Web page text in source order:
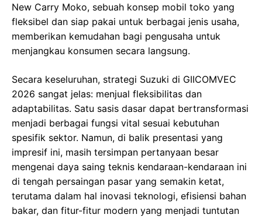
New Carry Moko, sebuah konsep mobil toko yang
fleksibel dan siap pakai untuk berbagai jenis usaha,
memberikan kemudahan bagi pengusaha untuk
menjangkau konsumen secara langsung.
Secara keseluruhan, strategi Suzuki di GIICOMVEC
2026 sangat jelas: menjual fleksibilitas dan
adaptabilitas. Satu sasis dasar dapat bertransformasi
menjadi berbagai fungsi vital sesuai kebutuhan
spesifik sektor. Namun, di balik presentasi yang
impresif ini, masih tersimpan pertanyaan besar
mengenai daya saing teknis kendaraan-kendaraan ini
di tengah persaingan pasar yang semakin ketat,
terutama dalam hal inovasi teknologi, efisiensi bahan
bakar, dan fitur-fitur modern yang menjadi tuntutan